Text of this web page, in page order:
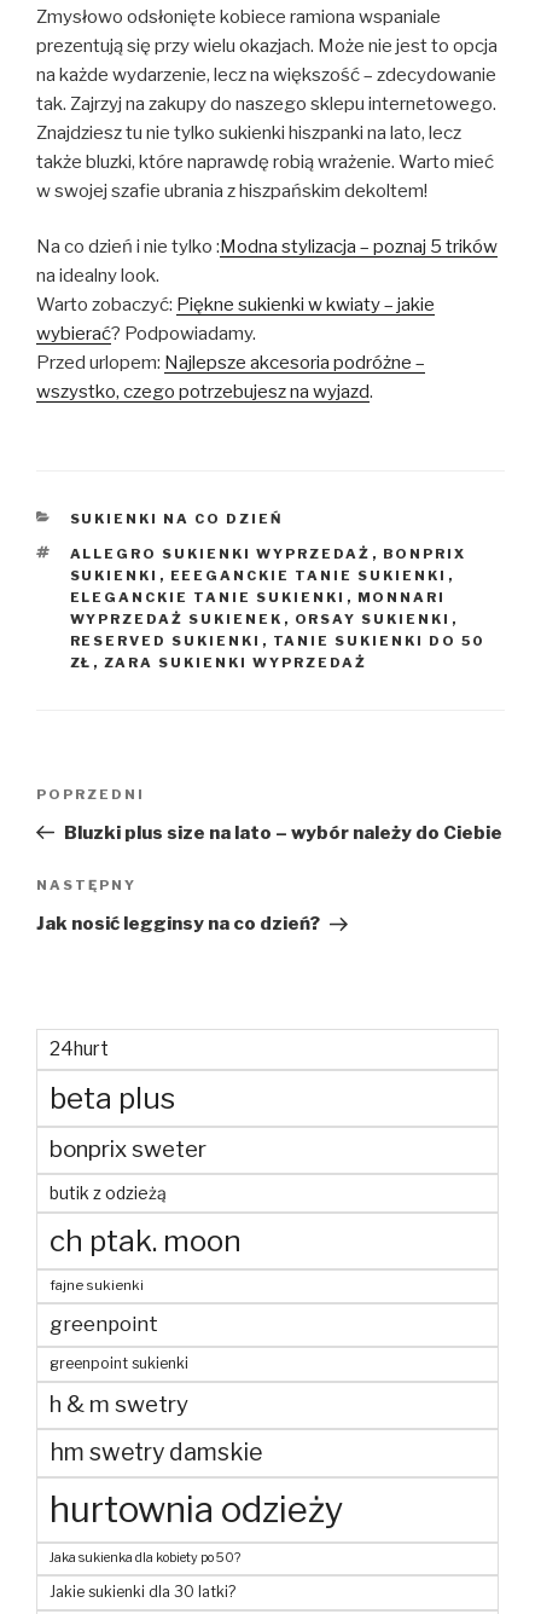
Zmysłowo odsłonięte kobiece ramiona wspaniale
prezentują się przy wielu okazjach. Może nie jest to opcja
na każde wydarzenie, lecz na większość – zdecydowanie
tak. Zajrzyj na zakupy do naszego sklepu internetowego.
Znajdziesz tu nie tylko sukienki hiszpanki na lato, lecz
także bluzki, które naprawdę robią wrażenie. Warto mieć
w swojej szafie ubrania z hiszpańskim dekoltem!
Na co dzień i nie tylko :Modna stylizacja – poznaj 5 trików
na idealny look.
Warto zobaczyć: Piękne sukienki w kwiaty – jakie
wybierać? Podpowiadamy.
Przed urlopem: Najlepsze akcesoria podróżne –
wszystko, czego potrzebujesz na wyjazd.
KATEGORIE
SUKIENKI NA CO DZIEŃ
TAGI
ALLEGRO SUKIENKI WYPRZEDAŻ , BONPRIX
SUKIENKI , EEEGANCKIE TANIE SUKIENKI ,
ELEGANCKIE TANIE SUKIENKI , MONNARI
WYPRZEDAŻ SUKIENEK , ORSAY SUKIENKI ,
RESERVED SUKIENKI , TANIE SUKIENKI DO 50
ZŁ , ZARA SUKIENKI WYPRZEDAŻ
Poprzedni
wpis
POPRZEDNI
Bluzki plus size na lato – wybór należy do Ciebie
Następny
wpis
NASTĘPNY
Jak nosić legginsy na co dzień?
24hurt
beta plus
bonprix sweter
butik z odzieżą
ch ptak. moon
fajne sukienki
greenpoint
greenpoint sukienki
h & m swetry
hm swetry damskie
hurtownia odzieży
Jaka sukienka dla kobiety po 50?
Jakie sukienki dla 30 latki?